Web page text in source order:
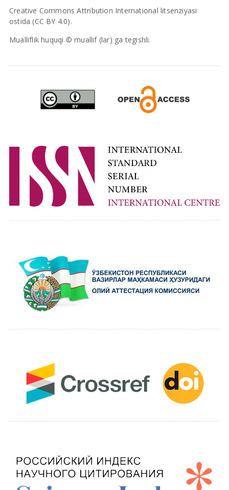
Creative Commons Attribution International litsenziyasi
ostida (CC BY 4.0).
Mualliflik huquqi © muallif (lar) ga tegishli.